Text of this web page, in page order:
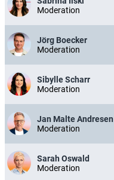
Moderation
Jörg Boecker
Moderation
Sibylle Scharr
Moderation
Jan Malte Andresen
Moderation
Sarah Oswald
Moderation